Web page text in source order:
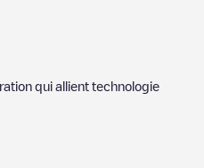
qui allient technologie